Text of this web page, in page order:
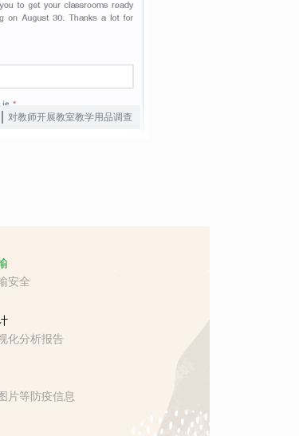
对教师开展教室教学用品调查
安全
化分析报告
片等防疫信息